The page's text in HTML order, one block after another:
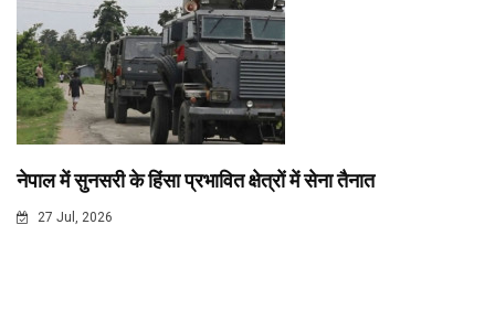
नेपाल में सुनसरी के हिंसा प्रभावित क्षेत्रों में सेना तैनात
27 Jul, 2026